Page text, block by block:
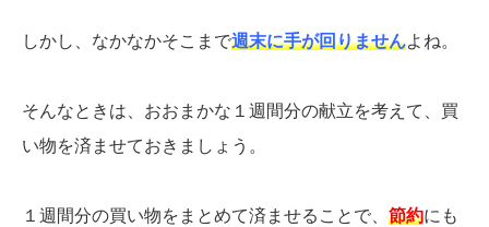
しかし、なかなかそこまで週末に手が回りませんよね。
そんなときは、おおまかな１週間分の献立を考えて、買
い物を済ませておきましょう。
１週間分の買い物をまとめて済ませることで、 節約にも